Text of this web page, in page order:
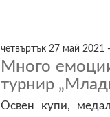
четвъртък 27 май 2021
Много
турнир
Освен купи,